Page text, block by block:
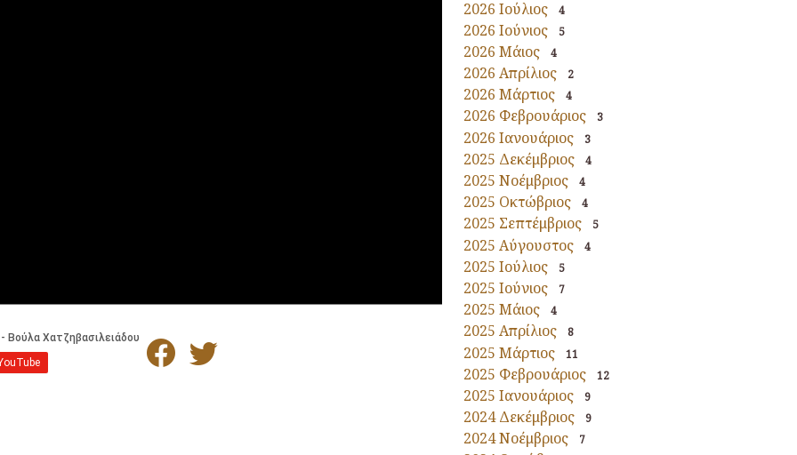
2026 Ιούλιος 4
2026 Ιούνιος 5
2026 Μάιος 4
2026 Απρίλιος 2
2026 Μάρτιος 4
2026 Φεβρουάριος 3
2026 Ιανουάριος 3
2025 Δεκέμβριος 4
2025 Νοέμβριος 4
2025 Οκτώβριος 4
2025 Σεπτέμβριος 5
2025 Αύγουστος 4
2025 Ιούλιος 5
2025 Ιούνιος 7
2025 Μάιος 4
2025 Απρίλιος 8
2025 Μάρτιος 11
2025 Φεβρουάριος 12
2025 Ιανουάριος 9
2024 Δεκέμβριος 9
2024 Νοέμβριος 7